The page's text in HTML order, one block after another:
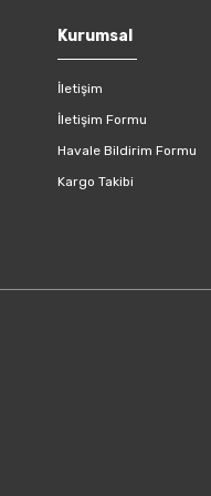
Kurumsal
İletişim
İletişim Formu
Havale Bildirim Formu
Kargo Takibi